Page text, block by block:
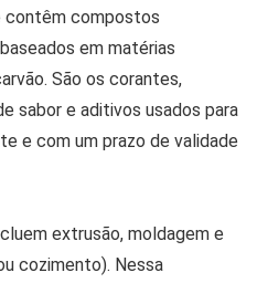
contêm compostos
em matérias
São os corantes,
sabor e aditivos usados para
e com um prazo de validade
extrusão, moldagem e
cozimento). Nessa